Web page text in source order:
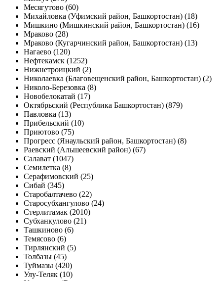
Месягутово (60)
Михайловка (Уфимский район, Башкортостан) (18)
Мишкино (Мишкинский район, Башкортостан) (16)
Мраково (28)
Мраково (Кугарчинский район, Башкортостан) (13)
Нагаево (120)
Нефтекамск (1252)
Нижнетроицкий (2)
Николаевка (Благовещенский район, Башкортостан) (2)
Николо-Березовка (8)
Новобелокатай (17)
Октябрьский (Республика Башкортостан) (879)
Павловка (13)
Прибельский (10)
Приютово (75)
Прогресс (Янаульский район, Башкортостан) (8)
Раевский (Альшеевский район) (67)
Салават (1047)
Семилетка (8)
Серафимовский (25)
Сибай (345)
Старобалтачево (22)
Старосубхангулово (24)
Стерлитамак (2010)
Субханкулово (21)
Ташкиново (6)
Темясово (6)
Тирлянский (5)
Толбазы (45)
Туймазы (420)
Улу-Теляк (10)